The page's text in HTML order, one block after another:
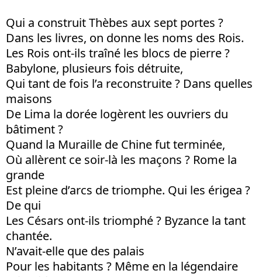
Qui a construit Thèbes aux sept portes ?
Dans les livres, on donne les noms des Rois.
Les Rois ont-ils traîné les blocs de pierre ?
Babylone, plusieurs fois détruite,
Qui tant de fois l’a reconstruite ? Dans quelles
maisons
De Lima la dorée logèrent les ouvriers du
bâtiment ?
Quand la Muraille de Chine fut terminée,
Où allèrent ce soir-là les maçons ? Rome la
grande
Est pleine d’arcs de triomphe. Qui les érigea ?
De qui
Les Césars ont-ils triomphé ? Byzance la tant
chantée.
N’avait-elle que des palais
Pour les habitants ? Même en la légendaire